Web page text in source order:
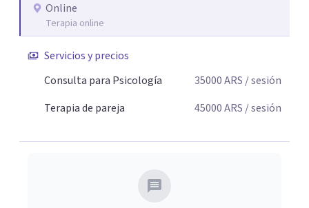
Online
Terapia online
Servicios y precios
Consulta para Psicología
35000ARS / sesión
Terapia de pareja
45000ARS / sesión